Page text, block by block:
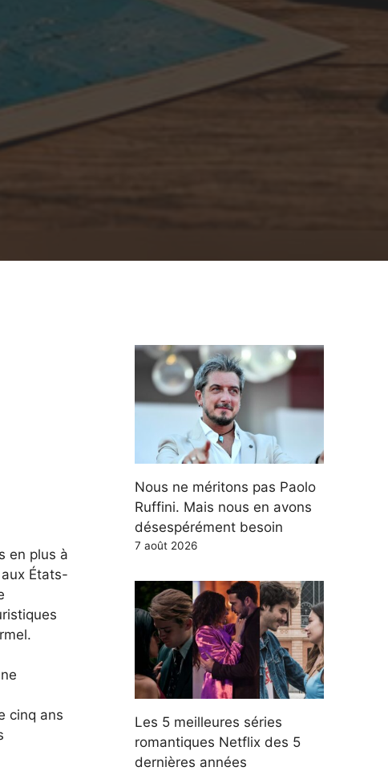
en plus à
États-
cinq ans
Nous ne méritons pas Paolo
Ruffini. Mais nous en avons
désespérément besoin
7 août 2026
Les 5 meilleures séries
romantiques Netflix des 5
dernières années